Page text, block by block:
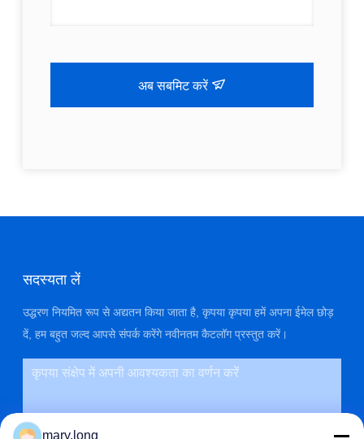
अब सबमिट करें
सदस्यता लें
उद्धरण नियमित रूप से अद्यतन किया जाता है, कृपया कृपया हमें अपना ईमेल छोड़
दें, हम बहुत जल्द आपसे संपर्क करेंगे नवीनतम कैटलॉग प्रस्तुत करें।
mary.long